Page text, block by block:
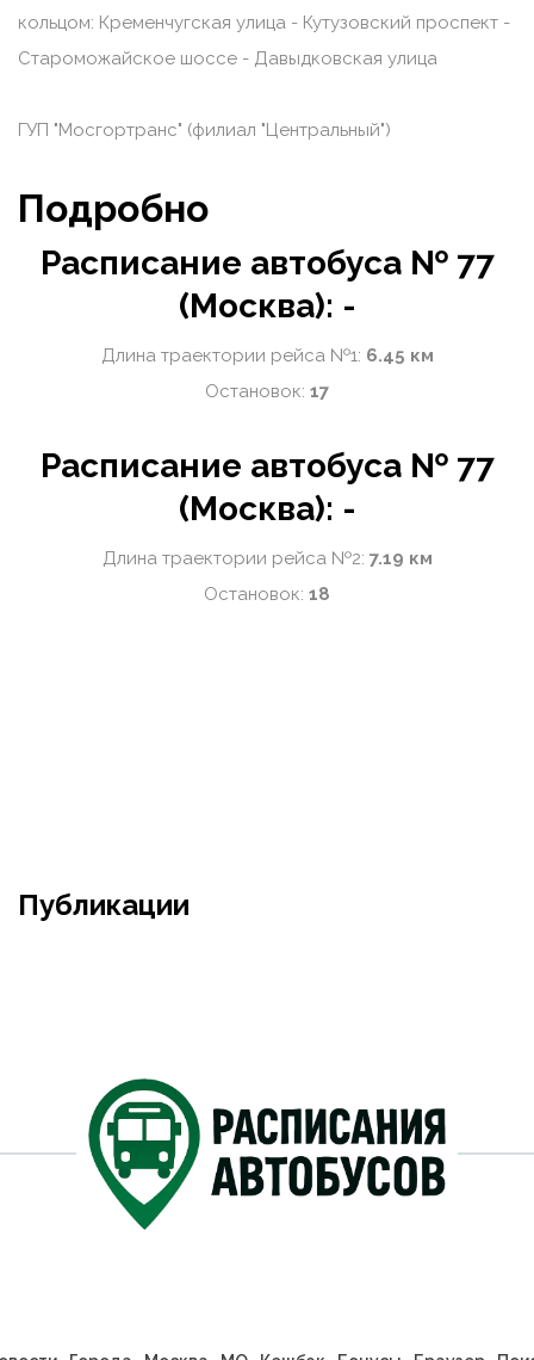
кольцом: Кременчугская улица - Кутузовский проспект -
Староможайское шоссе - Давыдковская улица
ГУП "Мосгортранс" (филиал "Центральный")
Подробно
Расписание автобуса № 77
(Москва): -
Длина траектории рейса №1: 6.45 км
Остановок: 17
Расписание автобуса № 77
(Москва): -
Длина траектории рейса №2: 7.19 км
Остановок: 18
Публикации